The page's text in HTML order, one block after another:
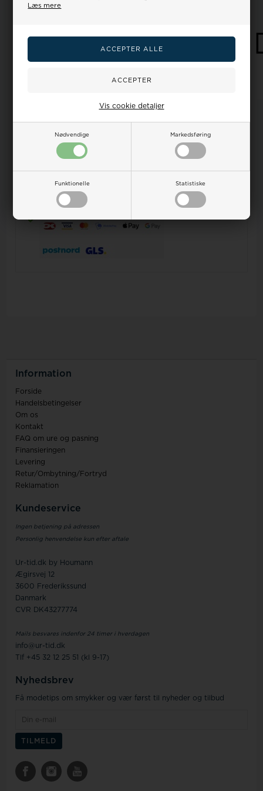
Læs mere
Nødvendige Markedsføring
Funktionelle Statistiske
Vis cookie detaljer
Vandtæthed
på ure
Kundeservice hverdage fra kl 9-17 Tlf.:32 122 551 E-
100 dages returret på alle ubrugte varer
Prisgaranti, vi matcher alle priser -
læs mere her
Sikker nethandel med online erfaring siden 2007 -
Information
Forside
Handelsbetingelser
Om os
Kontakt
FAQ om ure og pasning
Finansieringen
Levering
Retur/Ombytning/Fortryd
Reklamation
Kundeservice
Ingen betjening på adressen
Personlig henvendelse kun efter aftale
Ur-tid.dk by Houmann
Ægirsvej 12
3600 Frederikssund
Danmark
CVR DK43277774
Mails besvares indenfor 24 timer i hverdagen
info@ur-tid.dk
Tlf +45 32 12 25 51 (kl 9-17)
Nyhedsbrev
Få modetips om smykker og vær først til nyheder og tilbud